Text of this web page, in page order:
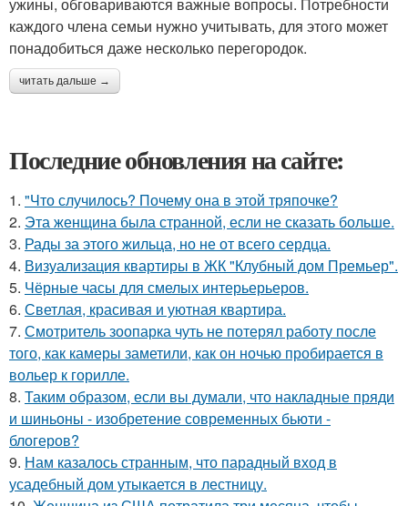
каждого члена семьи нужно учитывать, для этого может
понадобиться даже несколько перегородок.
читать дальше →
Последние обновления на сайте:
1. "Что случилось? Почему она в этой тряпочке?
2. Эта женщина была странной, если не сказать больше.
3. Рады за этого жильца, но не от всего сердца.
4. Визуализация квартиры в ЖК "Клубный дом Премьер".
5. Чёрные часы для смелых интерьерьеров.
6. Светлая, красивая и уютная квартира.
7. Смотритель зоопарка чуть не потерял работу после
того, как камеры заметили, как он ночью пробирается в
вольер к горилле.
8. Таким образом, если вы думали, что накладные пряди
и шиньоны - изобретение современных бьюти -
блогеров?
9. Нам казалось странным, что парадный вход в
усадебный дом утыкается в лестницу.